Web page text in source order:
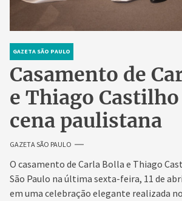
GAZETA SÃO PAULO
Casamento de
e Thiago
cena paulistana
GAZETA SÃO PAULO
O casamento de Carla Bolla e Thiago
São Paulo na última sexta-feira, 11 de
em uma celebração elegante realizada